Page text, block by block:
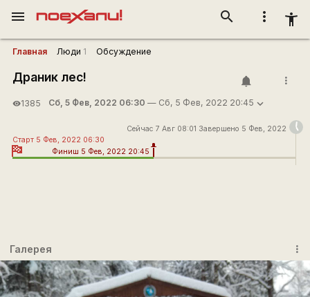
more_vert accessibility_new
search
menu
Главная Люди 1 Обсуждение
Драник лес! more_vert
visibility1385 Сб, 5 Фев, 2022 06:30 — Сб, 5 Фев, 2022 20:45
Сейчас 7 Авг 08:01 Завершено 5 Фев, 2022
Старт 5 Фев, 2022 06:30
Финиш 5 Фев, 2022 20:45
Галерея more_vert